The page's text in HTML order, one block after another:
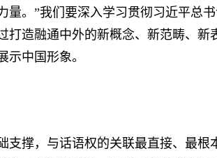
量。”我们要深入学习贯彻习近平总
打造融通中外的新概念、新范畴、新
示中国形象。
撑，与话语权的关联最直接、最根